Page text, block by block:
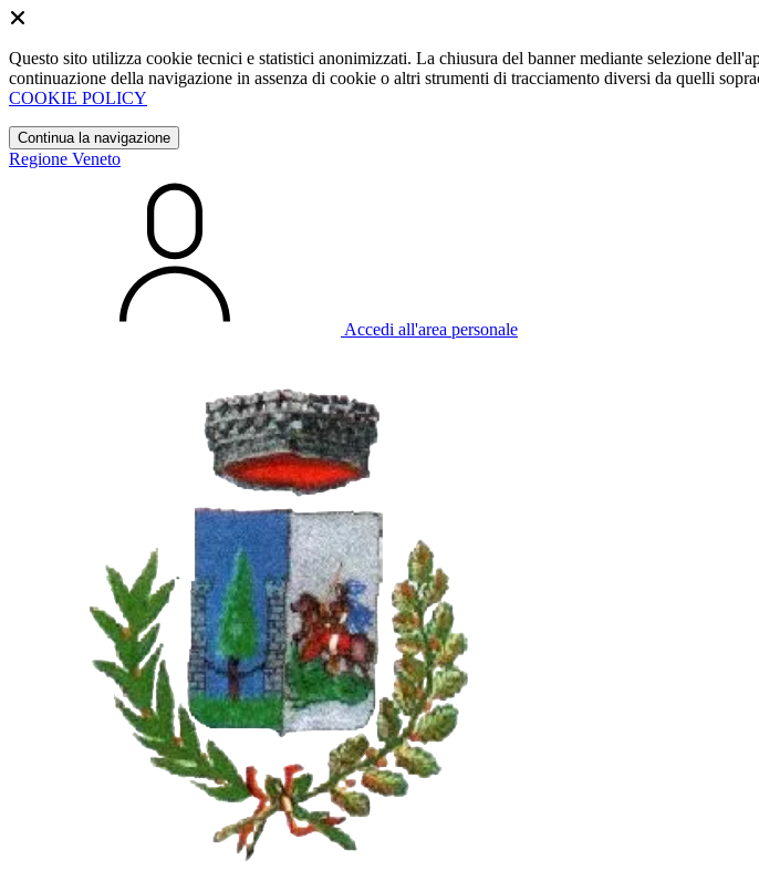
Questo sito utilizza cookie tecnici e statistici anonimizzati. La chiusura del banner mediante selezione
continuazione della navigazione in assenza di cookie o altri strumenti di tracciamento diversi da quelli
COOKIE POLICY
Continua la navigazione
Regione Veneto
Accedi all'area personale